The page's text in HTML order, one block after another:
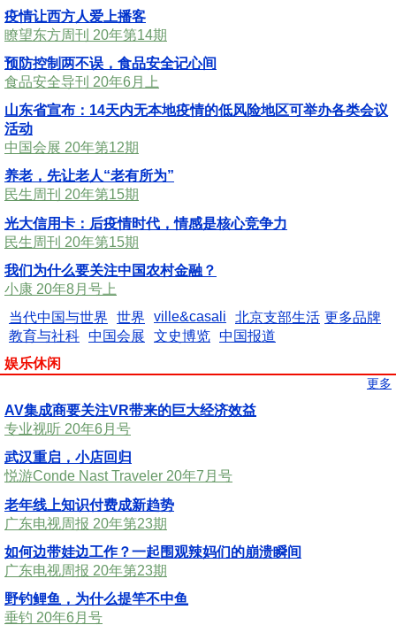
疫情让西方人爱上播客
瞭望东方周刊 20年第14期
预防控制两不误，食品安全记心间
食品安全导刊 20年6月上
山东省宣布：14天内无本地疫情的低风险地区可举办各类会议
活动
中国会展 20年第12期
养老，先让老人“老有所为”
民生周刊 20年第15期
光大信用卡：后疫情时代，情感是核心竞争力
民生周刊 20年第15期
我们为什么要关注中国农村金融？
小康 20年8月号上
当代中国与世界
世界 ville&casali
北京支部生活
教育与社科 中国会展 文史博览 中国报道
更多品牌
娱乐休闲
更多
AV集成商要关注VR带来的巨大经济效益
专业视听 20年6月号
武汉重启，小店回归
悦游Conde Nast Traveler 20年7月号
老年线上知识付费成新趋势
广东电视周报 20年第23期
如何边带娃边工作？一起围观辣妈们的崩溃瞬间
广东电视周报 20年第23期
野钓鲤鱼，为什么提竿不中鱼
垂钓 20年6月号